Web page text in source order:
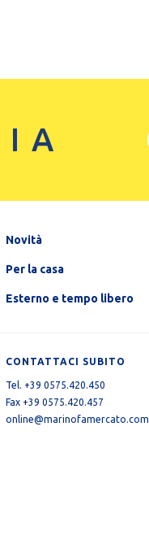
Novità
Per la casa
Esterno e tempo libero
CONTATTACI SUBITO
Tel. +39 0575.420.450
Fax +39 0575.420.457
online@marinofamercato.com